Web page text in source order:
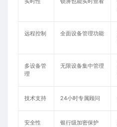
实时性 锁屏也能实时查看
远程控制 全面设备管理功能
多设备管
理
无限设备集中管理
技术支持 24小时专属顾问
安全性 银行级加密保护